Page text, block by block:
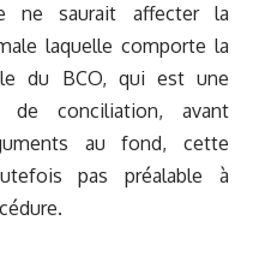
ne saurait affecter la
laquelle comporte la
du BCO, qui est une
de conciliation, avant
au fond, cette
pas préalable à